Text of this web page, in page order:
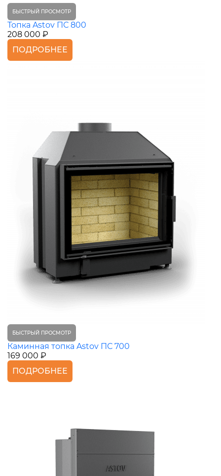
БЫСТРЫЙ ПРОСМОТР
Топка Astov ПС 800
208 000 ₽
ПОДРОБНЕЕ
БЫСТРЫЙ ПРОСМОТР
Каминная топка Astov ПС 700
169 000 ₽
ПОДРОБНЕЕ